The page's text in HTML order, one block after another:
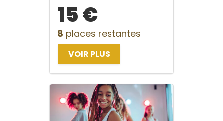
15 €
8 places restantes
VOIR PLUS